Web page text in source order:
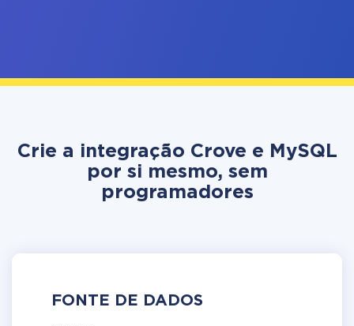
Crie a integração Crove e MySQL
por si mesmo, sem
programadores
FONTE DE DADOS